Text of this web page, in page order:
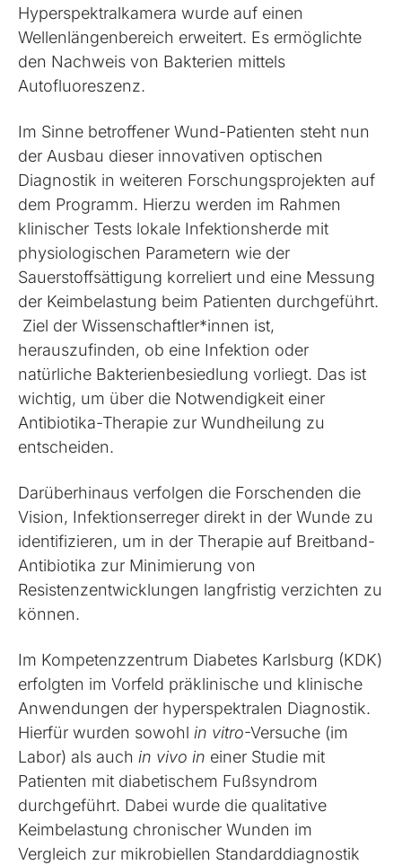
Hyperspektralkamera wurde auf einen
Wellenlängenbereich erweitert. Es ermöglichte
den Nachweis von Bakterien mittels
Autofluoreszenz.
Im Sinne betroffener Wund-Patienten steht nun
der Ausbau dieser innovativen optischen
Diagnostik in weiteren Forschungsprojekten auf
dem Programm. Hierzu werden im Rahmen
klinischer Tests lokale Infektionsherde mit
physiologischen Parametern wie der
Sauerstoffsättigung korreliert und eine Messung
der Keimbelastung beim Patienten durchgeführt.
Ziel der Wissenschaftler*innen ist,
herauszufinden, ob eine Infektion oder
natürliche Bakterienbesiedlung vorliegt. Das ist
wichtig, um über die Notwendigkeit einer
Antibiotika-Therapie zur Wundheilung zu
entscheiden.
Darüberhinaus verfolgen die Forschenden die
Vision, Infektionserreger direkt in der Wunde zu
identifizieren, um in der Therapie auf Breitband-
Antibiotika zur Minimierung von
Resistenzentwicklungen langfristig verzichten zu
können.
Im Kompetenzzentrum Diabetes Karlsburg (KDK)
erfolgten im Vorfeld präklinische und klinische
Anwendungen der hyperspektralen Diagnostik.
Hierfür wurden sowohlin vitro-Versuche (im
Labor) als auchin vivo in einer Studie mit
Patienten mit diabetischem Fußsyndrom
durchgeführt. Dabei wurde die qualitative
Keimbelastung chronischer Wunden im
Vergleich zur mikrobiellen Standarddiagnostik